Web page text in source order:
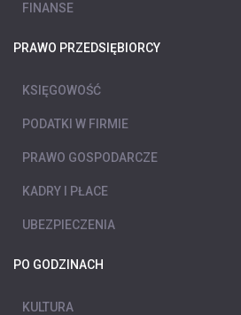
FINANSE
PRAWO PRZEDSIĘBIORCY
KSIĘGOWOŚĆ
PODATKI W FIRMIE
PRAWO GOSPODARCZE
KADRY I PŁACE
UBEZPIECZENIA
PO GODZINACH
KULTURA